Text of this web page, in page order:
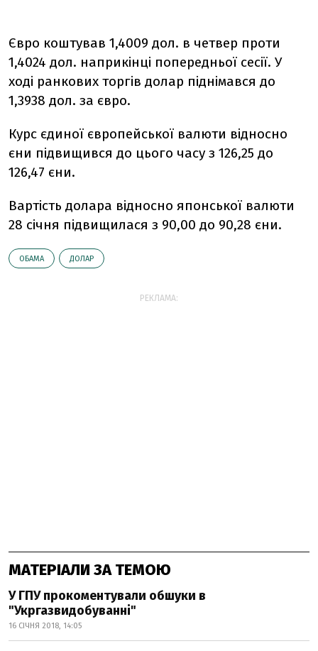
Євро коштував 1,4009 дол. в четвер проти
1,4024 дол. наприкінці попередньої сесії. У
ході ранкових торгів долар піднімався до
1,3938 дол. за євро.
Курс єдиної європейської валюти відносно
єни підвищився до цього часу з 126,25 до
126,47 єни.
Вартість долара відносно японської валюти
28 січня підвищилася з 90,00 до 90,28 єни.
ОБАМА ДОЛАР
РЕКЛАМА:
МАТЕРІАЛИ ЗА ТЕМОЮ
У ГПУ прокоментували обшуки в
"Укргазвидобуванні"
16 СІЧНЯ 2018, 14:05